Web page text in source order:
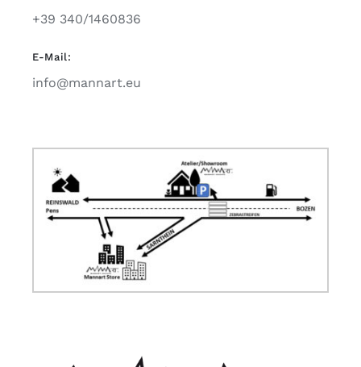
+39 340/1460836
E-Mail:
info@mannart.eu